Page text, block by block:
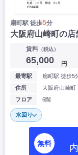
扇町駅 徒歩5分
大阪府山崎町の店
賃料（税込）
65,000 円
最寄駅
扇町駅 徒歩5
住所
大阪府山崎町
フロア
6階
水回り
無料